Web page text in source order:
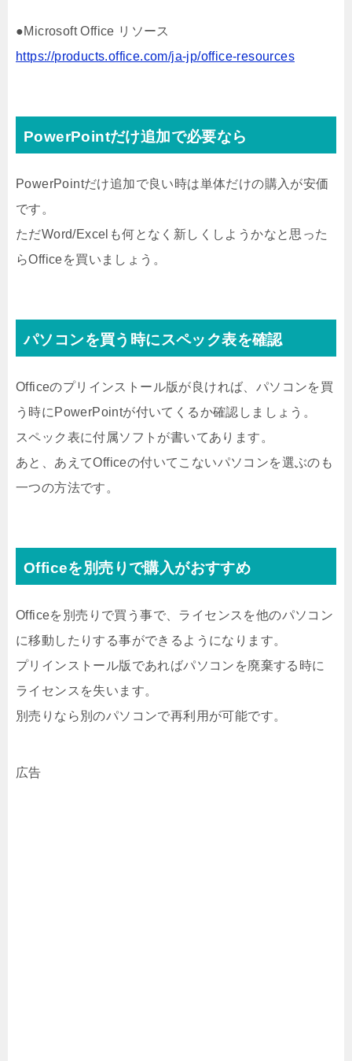
●Microsoft Office リソース
https://products.office.com/ja-jp/office-resources
PowerPointだけ追加で必要なら
PowerPointだけ追加で良い時は単体だけの購入が安価
です。
ただWord/Excelも何となく新しくしようかなと思った
らOfficeを買いましょう。
パソコンを買う時にスペック表を確認
Officeのプリインストール版が良ければ、パソコンを買
う時にPowerPointが付いてくるか確認しましょう。
スペック表に付属ソフトが書いてあります。
あと、あえてOfficeの付いてこないパソコンを選ぶのも
一つの方法です。
Officeを別売りで購入がおすすめ
Officeを別売りで買う事で、ライセンスを他のパソコン
に移動したりする事ができるようになります。
プリインストール版であればパソコンを廃棄する時に
ライセンスを失います。
別売りなら別のパソコンで再利用が可能です。
広告